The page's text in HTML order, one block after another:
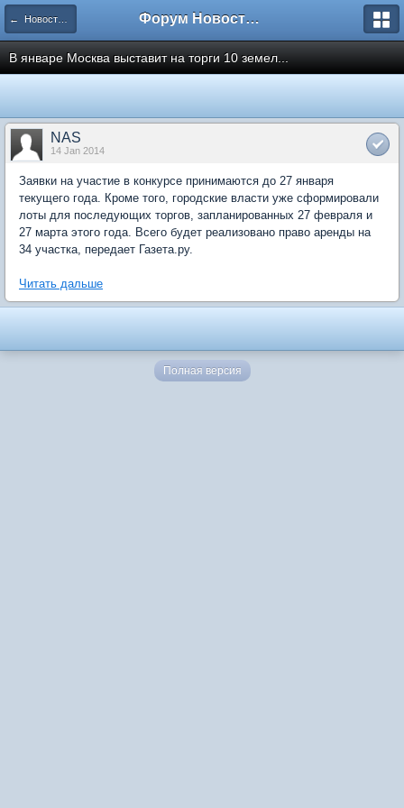
← Новости рынка недвижимости Форум Новостройки
В январе Москва выставит на торги 10 земел...
NAS
14 Jan 2014
Заявки на участие в конкурсе принимаются до 27 января
текущего года. Кроме того, городские власти уже сформировали
лоты для последующих торгов, запланированных 27 февраля и
27 марта этого года. Всего будет реализовано право аренды на
34 участка, передает Газета.ру.
Читать дальше
Полная версия